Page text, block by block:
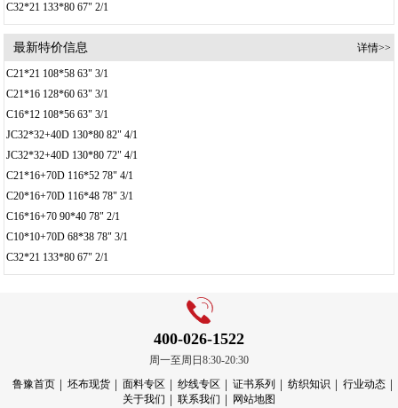
C32*21 133*80 67" 2/1
最新特价信息 详情>>
C21*21 108*58 63" 3/1
C21*16 128*60 63" 3/1
C16*12 108*56 63" 3/1
JC32*32+40D 130*80 82" 4/1
JC32*32+40D 130*80 72" 4/1
C21*16+70D 116*52 78" 4/1
C20*16+70D 116*48 78" 3/1
C16*16+70 90*40 78" 2/1
C10*10+70D 68*38 78" 3/1
C32*21 133*80 67" 2/1
400-026-1522
周一至周日8:30-20:30
鲁豫首页
坯布现货 面料专区 纱线专区 证书系列 纺织知识
行业动态
关于我们
联系我们 网站地图